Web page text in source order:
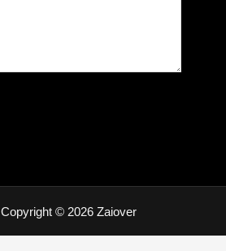
Copyright © 2026 Zaiover